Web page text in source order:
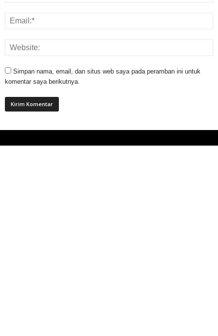
Simpan nama, email, dan situs web saya pada peramban ini untuk
komentar saya berikutnya.